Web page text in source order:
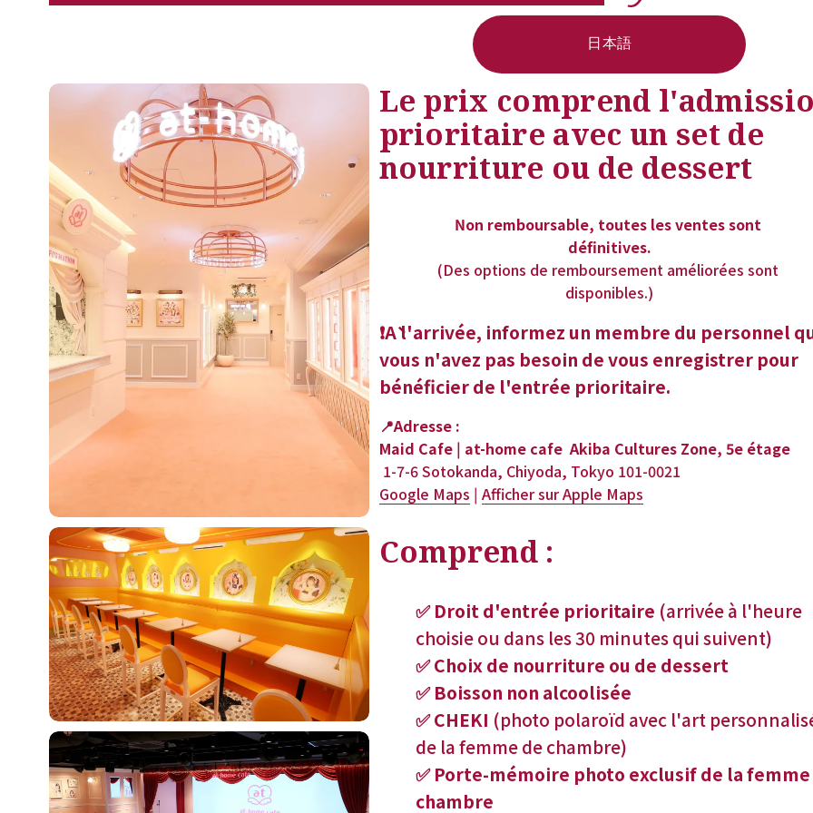
日本語
Le prix comprend
prioritaire avec un set de
nourriture ou de dessert
Non remboursable, toutes les ventes sont
définitives.
(Des options de remboursement améliorées sont
disponibles.)
❗À l'arrivée, informez un membre du personnel
vous n'avez pas besoin de vous enregistrer pour
bénéficier de l'entrée prioritaire.
📍Adresse :
Maid Cafe | at-home cafe  Akiba Cultures Zone, 5e étage
1-7-6 Sotokanda, Chiyoda, Tokyo 101-0021
Google Maps | Afficher sur Apple Maps
Comprend :
✅ Droit d'entrée prioritaire (arrivée à l'heure
choisie ou dans les 30 minutes qui suivent)
✅ Choix de nourriture ou de dessert
✅ Boisson non alcoolisée
✅ CHEKI (photo polaroïd avec l'art
de la femme de chambre)
✅ Porte-mémoire photo exclusif de la
chambre